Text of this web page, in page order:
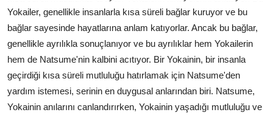
Yokailer, genellikle insanlarla kısa süreli bağlar kuruyor ve bu
bağlar sayesinde hayatlarına anlam katıyorlar. Ancak bu bağlar,
genellikle ayrılıkla sonuçlanıyor ve bu ayrılıklar hem Yokailerin
hem de Natsume'nin kalbini acıtıyor. Bir Yokainin, bir insanla
geçirdiği kısa süreli mutluluğu hatırlamak için Natsume'den
yardım istemesi, serinin en duygusal anlarından biri. Natsume,
Yokainin anılarını canlandırırken, Yokainin yaşadığı mutluluğu ve